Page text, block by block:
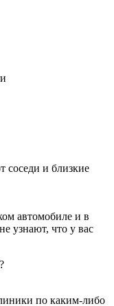
соседи и близкие
автомобиле и в
узнают, что у вас
по каким-либо